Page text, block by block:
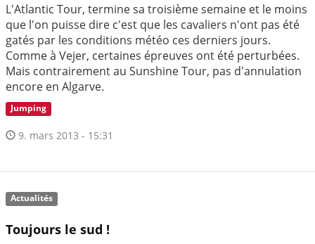
L'Atlantic Tour, termine sa troisième semaine et le moins
que l'on puisse dire c'est que les cavaliers n'ont pas été
gatés par les conditions météo ces derniers jours.
Comme à Vejer, certaines épreuves ont été perturbées.
Mais contrairement au Sunshine Tour, pas d'annulation
encore en Algarve.
Jumping
9. mars 2013 - 15:31
Actualités
Toujours le sud !